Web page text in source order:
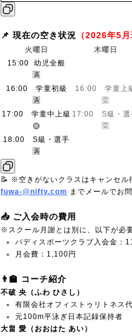
📌 現在の空き状況 （2026年5月
火曜日 木曜日
15:00 幼児全般
🈵
16:00 学童初級
🈵
16:00 学童上
🈳
17:00 学童中上級
🟡
17:00 S級・選
🈳
18:00 S級・選手
🈵
📝 ※空きがないクラスはキャンセル
fuwa-@nifty.com までメールでお
📥 ご入会時の費用
※スクール月謝とは別に、以下が必
バディスポーツクラブ入会金：
月会費：1,100円
👨‍🏫 コーチ紹介
不破 央（ふわ ひさし）
有限会社オフィストゥリトネス
元100m平泳ぎ日本記録保持者
大畠 愛（おおはた あい）